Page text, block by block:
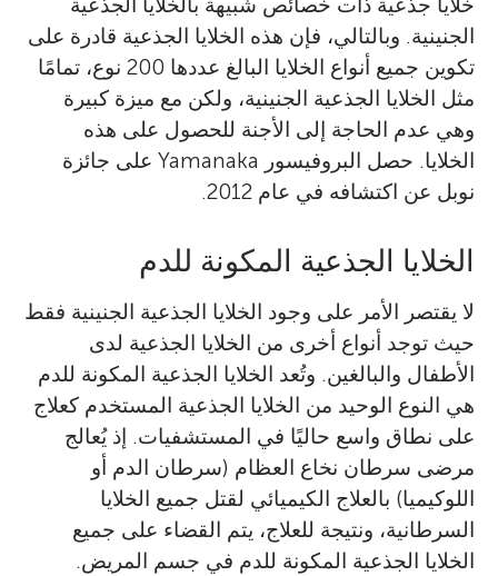
خلايا جذعية ذات خصائص شبيهة بالخلايا الجذعية
الجنينية. وبالتالي، فإن هذه الخلايا الجذعية قادرة على
تكوين جميع أنواع الخلايا البالغ عددها 200 نوع، تمامًا
مثل الخلايا الجذعية الجنينية، ولكن مع ميزة كبيرة
وهي عدم الحاجة إلى الأجنة للحصول على هذه
الخلايا. حصل البروفيسور Yamanaka على جائزة
نوبل عن اكتشافه في عام 2012.
الخلايا الجذعية المكونة للدم
لا يقتصر الأمر على وجود الخلايا الجذعية الجنينية فقط
حيث توجد أنواع أخرى من الخلايا الجذعية لدى
الأطفال والبالغين. وتُعد الخلايا الجذعية المكونة للدم
هي النوع الوحيد من الخلايا الجذعية المستخدم كعلاج
على نطاق واسع حاليًا في المستشفيات. إذ يُعالج
مرضى سرطان نخاع العظام (سرطان الدم أو
اللوكيميا) بالعلاج الكيميائي لقتل جميع الخلايا
السرطانية، ونتيجة للعلاج، يتم القضاء على جميع
الخلايا الجذعية المكونة للدم في جسم المريض.